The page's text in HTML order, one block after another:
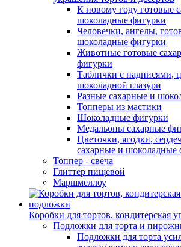
К новому году готовые
шоколадные фигурки
Человечки, ангелы,
шоколадные фигурки
Животные готовые
фигурки
Таблички с надписями,
шоколадной глазури
Разные сахарные и
Топперы из мастики
Шоколадные фигурки
Медальоны сахарные
Цветочки, ягодки,
сахарные и шоколадные
Топпер - свеча
Глиттер пищевой
Маршмеллоу
Коробки для тортов, кондитерская
Подложки для торта и
Подложки для торта